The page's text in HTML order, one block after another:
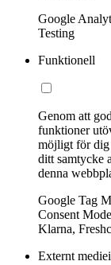
Google
Testing
Funktionell
Genom att
funktioner
möjligt för dig
ditt samtycke
denna
Google Tag
Consent
Klarna,
Externt